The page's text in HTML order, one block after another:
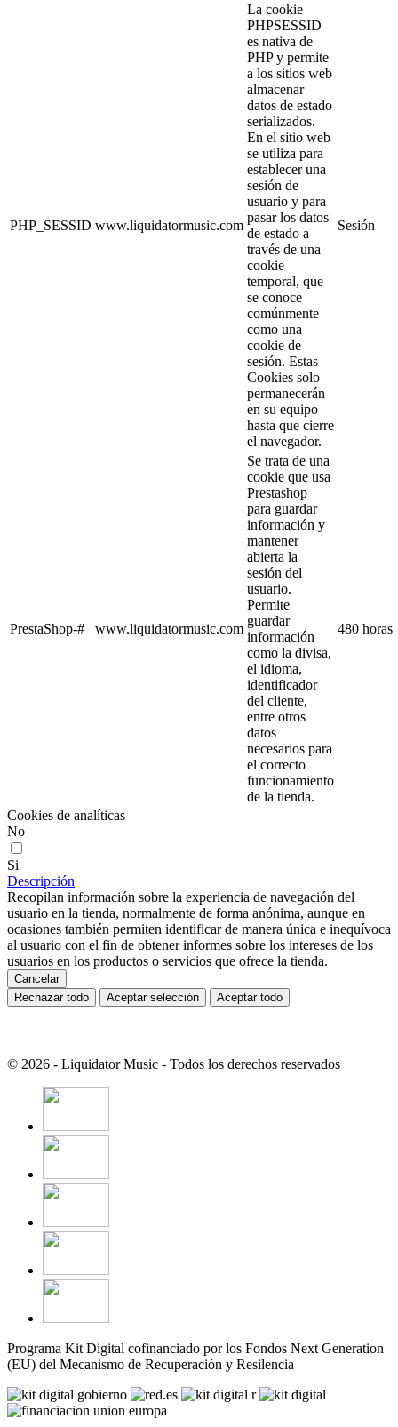
PHP_SESSID www.liquidatormusic.com
La cookie
PHPSESSID
es nativa de
PHP y permite
a los sitios web
almacenar
datos de estado
serializados.
En el sitio web
se utiliza para
establecer una
sesión de
usuario y para
pasar los datos
de estado a
través de una
cookie
temporal, que
se conoce
comúnmente
como una
cookie de
sesión. Estas
Cookies solo
permanecerán
en su equipo
hasta que cierre
el navegador.
Sesión
PrestaShop-# www.liquidatormusic.com
Se trata de una
cookie que usa
Prestashop
para guardar
información y
mantener
abierta la
sesión del
usuario.
Permite
guardar
información
como la divisa,
el idioma,
identificador
del cliente,
entre otros
datos
necesarios para
el correcto
funcionamiento
de la tienda.
480 horas
Cookies de analíticas
No
Si
Descripción
Recopilan información sobre la experiencia de navegación del
usuario en la tienda, normalmente de forma anónima, aunque en
ocasiones también permiten identificar de manera única e inequívoca
al usuario con el fin de obtener informes sobre los intereses de los
usuarios en los productos o servicios que ofrece la tienda.
Cancelar
Rechazar todo
Aceptar selección Aceptar todo
© 2026 - Liquidator Music - Todos los derechos reservados
Programa Kit Digital cofinanciado por los Fondos Next Generation
(EU) del Mecanismo de Recuperación y Resilencia